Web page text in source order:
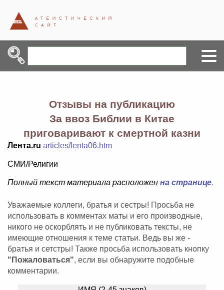
Отзывы на публикацию
За ввоз Библии в Китае
приговаривают к смертной казни
Лента.ru articles/lenta06.htm
СМИ/Религии
Полный текст материала расположен на странице.
Уважаемые коллеги, братья и сестры! Просьба не
использовать в комментах маты и его производные,
никого не оскорблять и не публиковать тексты, не
имеющие отношения к теме статьи. Ведь вы же -
братья и сетстры! Также просьба использовать кнопку
"Пожаловаться", если вы обнаружите подобные
комментарии.